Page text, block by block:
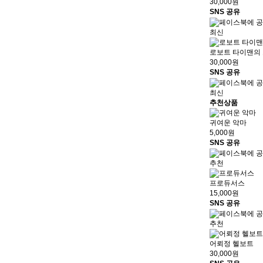
30,000원
SNS 공유
최신
로보트 타이맨의
30,000원
SNS 공유
최신
추천상품
귀여운 악마
5,000원
SNS 공유
추천
프로듀서스
15,000원
SNS 공유
추천
어뢰정 헬보트
30,000원